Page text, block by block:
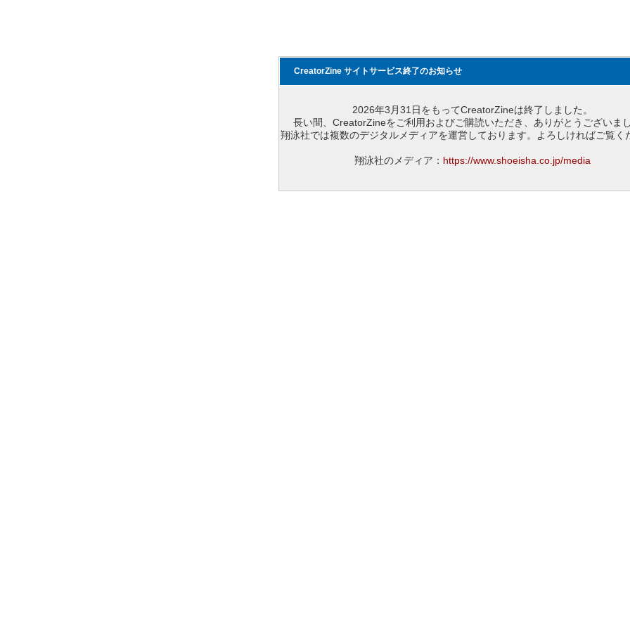
CreatorZine サイトサービス終了のお知らせ
2026年3月31日をもってCreatorZineは終了しました。
長い間、CreatorZineをご利用およびご購読いただき、ありがとうございまし
翔泳社では複数のデジタルメディアを運営しております。よろしければご覧く
翔泳社のメディア： https://www.shoeisha.co.jp/media